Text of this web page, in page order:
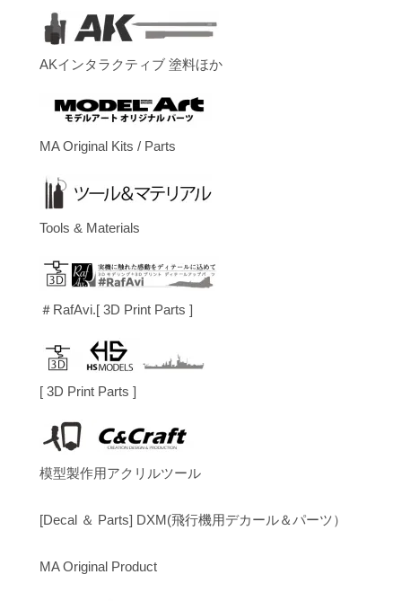
AKインタラクティブ 塗料ほか
MA Original Kits / Parts
Tools & Materials
＃RafAvi.[ 3D Print Parts ]
[ 3D Print Parts ]
模型製作用アクリルツール
[Decal ＆ Parts] DXM(飛行機用デカール＆パーツ）
MA Original Product